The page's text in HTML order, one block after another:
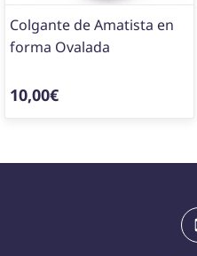
Colgante de Amatista en
forma Ovalada
10,00€